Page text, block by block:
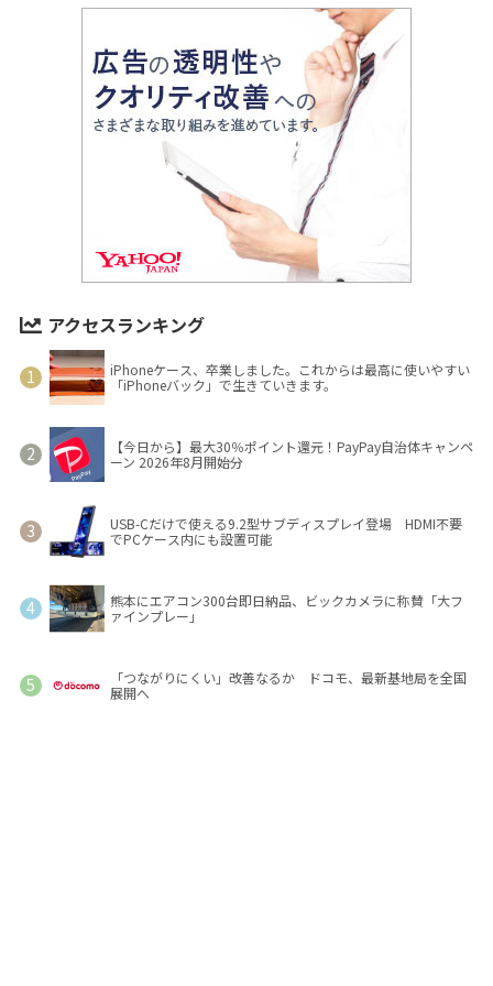
アクセスランキング
iPhoneケース、卒業しました。これからは最高に使いやすい
「iPhoneバック」で生きていきます。
【今日から】最大30％ポイント還元！PayPay自治体キャンペ
ーン 2026年8月開始分
USB-Cだけで使える9.2型サブディスプレイ登場 HDMI不要
でPCケース内にも設置可能
熊本にエアコン300台即日納品、ビックカメラに称賛「大フ
ァインプレー」
「つながりにくい」改善なるか ドコモ、最新基地局を全国
展開へ